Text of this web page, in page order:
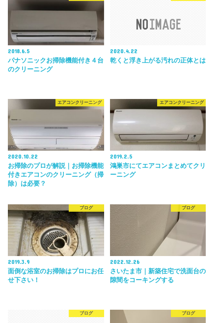
2018.6.5
パナソニックお掃除機能付き４台
のクリーニング
2020.4.22
乾くと浮き上がる汚れの正体とは
エアコンクリーニング
2020.10.22
お掃除のプロが解説｜お掃除機能
付きエアコンのクリーニング（掃
除）は必要？
エアコンクリーニング
2019.2.5
鴻巣市にてエアコンまとめてクリ
ーニング
ブログ
2019.3.9
面倒な浴室のお掃除はプロにお任
せ下さい！
ブログ
2022.12.26
さいたま市｜新築住宅で洗面台の
隙間をコーキングする
ブログ ブログ